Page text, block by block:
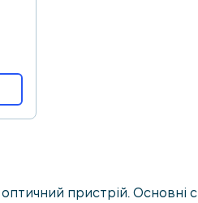
пристрій. Основні